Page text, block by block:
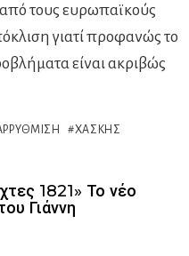
τους ευρωπαϊκούς
γιατί προφανώς το
είναι ακριβώς
ΧΑΣΚΉΣ
1821» Το νέο
Γιάννη